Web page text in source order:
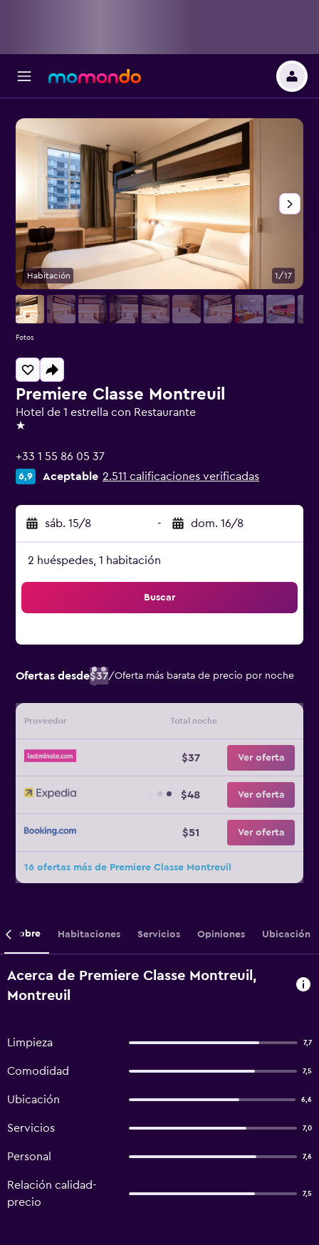
Premiere Classe Montreuil
Hotel de 1 estrella con Restaurante
1 estrella
+33 1 55 86 05 37
6,9 Aceptable 2.511 calificaciones verificadas
sáb. 15/8 - dom. 16/8
2 huéspedes, 1 habitación
Buscar
Ofertas desde$37/Oferta más barata de precio por noche
Proveedor Total noche
$37 Ver oferta
$48 Ver oferta
$51 Ver oferta
16 ofertas más de Premiere Classe Montreuil
Habitación 1/17
Fotos
Sobre Habitaciones Servicios Opiniones Ubicación
Acerca de Premiere Classe Montreuil,
Montreuil
Limpieza 7,7
Comodidad 7,5
Ubicación 6,6
Servicios 7,0
Personal 7,6
Relación calidad-
precio
7,5